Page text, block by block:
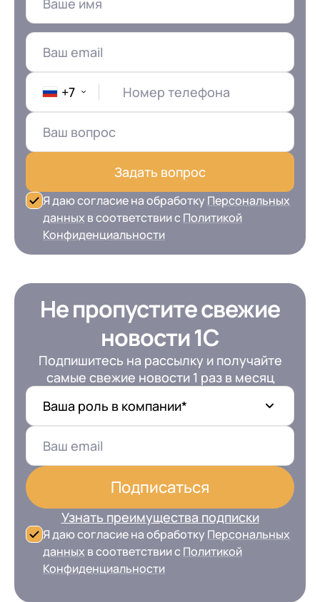
+7 Номер телефона
Задать вопрос
Я даю согласие на обработку Персональных
данных в соответствии сПолитикой
Конфиденциальности
Не пропустите свежие
новости 1С
Подпишитесь на рассылку и получайте
самые свежие новости 1 раз в месяц
Ваша роль в компании*
Подписаться
Узнать преимущества подписки
Я даю согласие на обработку Персональных
данных в соответствии сПолитикой
Конфиденциальности